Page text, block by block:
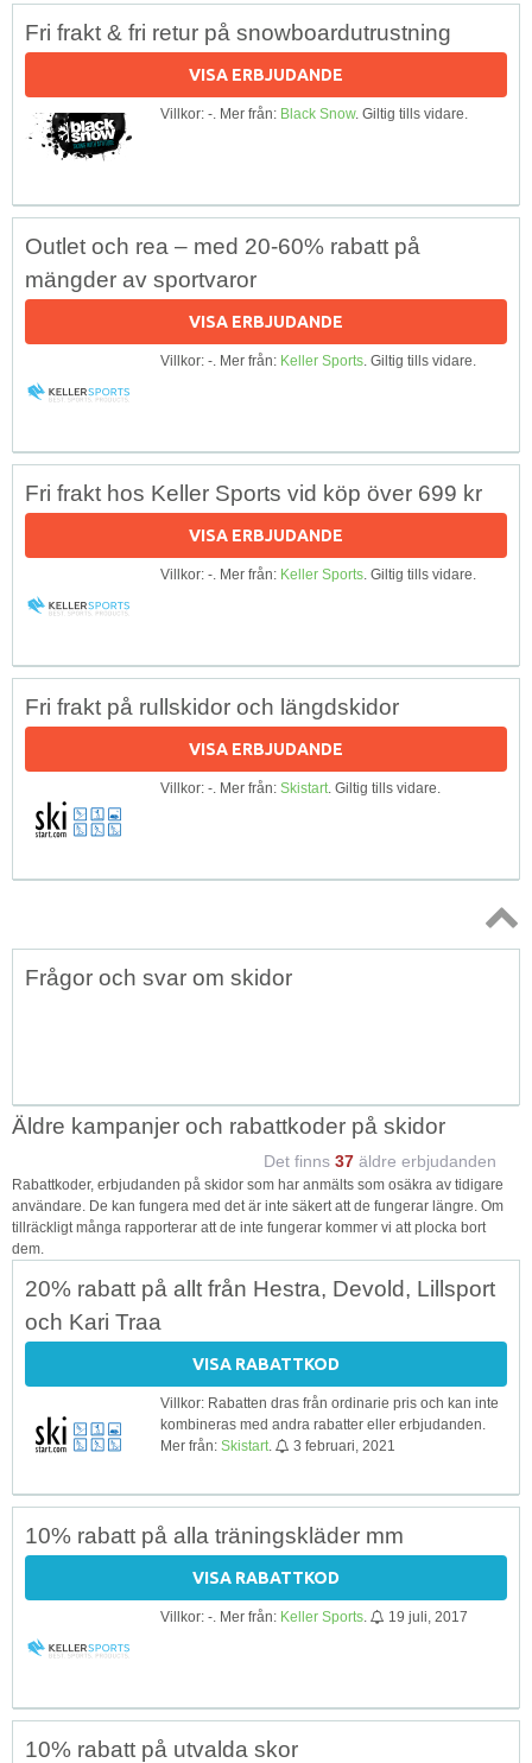
Fri frakt & fri retur på snowboardutrustning
VISA ERBJUDANDE
Villkor: -. Mer från: Black Snow. Giltig tills vidare.
Outlet och rea – med 20-60% rabatt på
mängder av sportvaror
VISA ERBJUDANDE
Villkor: -. Mer från: Keller Sports. Giltig tills vidare.
Fri frakt hos Keller Sports vid köp över 699 kr
VISA ERBJUDANDE
Villkor: -. Mer från: Keller Sports. Giltig tills vidare.
Fri frakt på rullskidor och längdskidor
VISA ERBJUDANDE
Villkor: -. Mer från: Skistart. Giltig tills vidare.
Topp
Frågor och svar om skidor
Äldre kampanjer och rabattkoder på skidor
Det finns 37 äldre erbjudanden
Rabattkoder, erbjudanden på skidor som har anmälts som osäkra av tidigare
användare. De kan fungera med det är inte säkert att de fungerar längre. Om
tillräckligt många rapporterar att de inte fungerar kommer vi att plocka bort
dem.
20% rabatt på allt från Hestra, Devold, Lillsport
och Kari Traa
VISA RABATTKOD
Villkor: Rabatten dras från ordinarie pris och kan inte
kombineras med andra rabatter eller erbjudanden.
Mer från: Skistart 3 februari, 2021
10% rabatt på alla träningskläder mm
VISA RABATTKOD
Villkor: -. Mer från: Keller Sports 19 juli, 2017
10% rabatt på utvalda skor